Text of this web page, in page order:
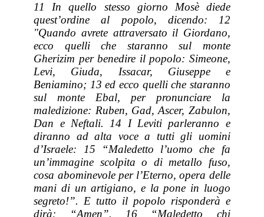
11 In quello stesso giorno Mosè diede
quest’ordine al popolo, dicendo: 12
"Quando avrete attraversato il Giordano,
ecco quelli che staranno sul monte
Gherizim per benedire il popolo: Simeone,
Levi, Giuda, Issacar, Giuseppe e
Beniamino; 13 ed ecco quelli che staranno
sul monte Ebal, per pronunciare la
maledizione: Ruben, Gad, Ascer, Zabulon,
Dan e Neftali. 14 I Leviti parleranno e
diranno ad alta voce a tutti gli uomini
d’Israele: 15 “Maledetto l’uomo che fa
un’immagine scolpita o di metallo fuso,
cosa abominevole per l’Eterno, opera delle
mani di un artigiano, e la pone in luogo
segreto!”. E tutto il popolo risponderà e
dirà: “Amen”. 16 “Maledetto chi